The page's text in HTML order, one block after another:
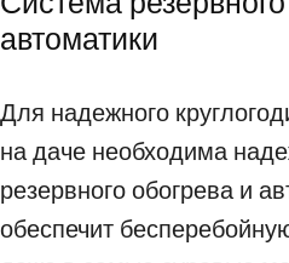
автоматики
Для надежного
на даче необходима
резервного обогрева и
обеспечит